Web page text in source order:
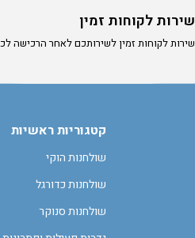
שירות לקוחות זמין
שירות לקוחות זמין לשירותכם לאחר הרכישה
קטגוריות ראשיות
שולחנות הוקי
שולחנות כדורגל
שולחנות סנוקר